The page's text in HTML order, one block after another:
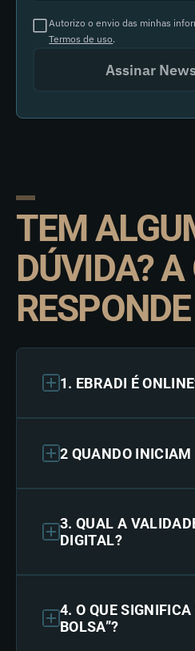
Autorizo o envio das minhas
Termos de uso.
Assinar
TEM
DÚVIDA? A
RESPONDE
1. EBRADI É
2 QUANDO
3. QUAL A
DIGITAL?
4. O QUE SIGNIFICA
BOLSA”?